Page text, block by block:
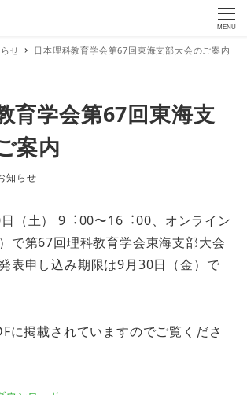
MENU
せ ⽇本理科教育学会第67回東海⽀部⼤会のご案内
育学会第67回東海⽀
案内
ゴリー
知らせ
（⼟） 9︓00〜16︓00、オンライン
で第67回理科教育学会東海支部大会
表申し込み期限は9月30日（金）で
に掲載されていますのでご覧くださ